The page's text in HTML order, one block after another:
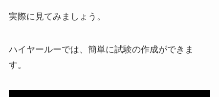
実際に見てみましょう。
ハイヤールーでは、簡単に試験の作成ができま
す。